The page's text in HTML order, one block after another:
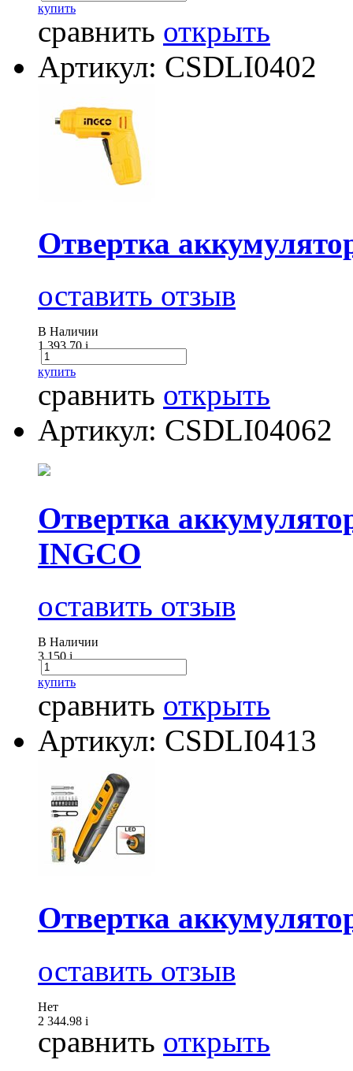
купить
сравнить открыть
Артикул: CSDLI0402
Отвертка
оставить отзыв
В Наличии
1 393.70i
купить
сравнить открыть
Артикул: CSDLI04062
Отвертка
INGCO
оставить отзыв
В Наличии
3 150i
купить
сравнить открыть
Артикул: CSDLI0413
Отвертка
оставить отзыв
Нет
2 344.98 i
сравнить открыть